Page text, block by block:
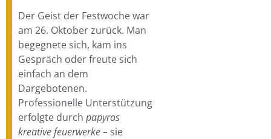
Der Geist der Festwoche war
am 26. Oktober zurück. Man
begegnete sich, kam ins
Gespräch oder freute sich
einfach an dem
Dargebotenen.
Professionelle Unterstützung
erfolgte durch papyros
kreative feuerwerke– sie